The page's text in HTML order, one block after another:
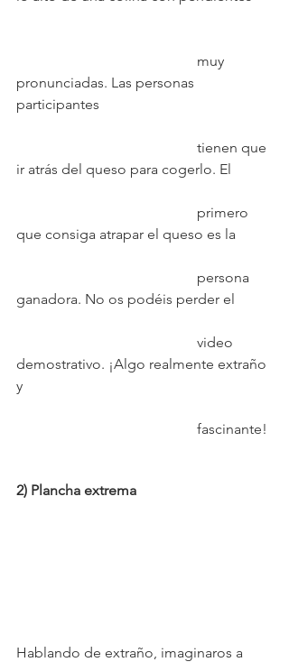
pronunciadas. Las personas
participantes
ir atrás del queso para cogerlo. El
que consiga atrapar el queso es la
ganadora. No os podéis perder el
demostrativo. ¡Algo realmente extraño
y
					fascinante!
2) Plancha extrema
Hablando de extraño, imaginaros a